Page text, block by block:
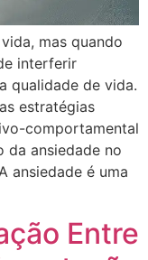
mas quando
interferir
qualidade de vida.
estratégias
comportamental
da ansiedade no
ansiedade é uma
Entre